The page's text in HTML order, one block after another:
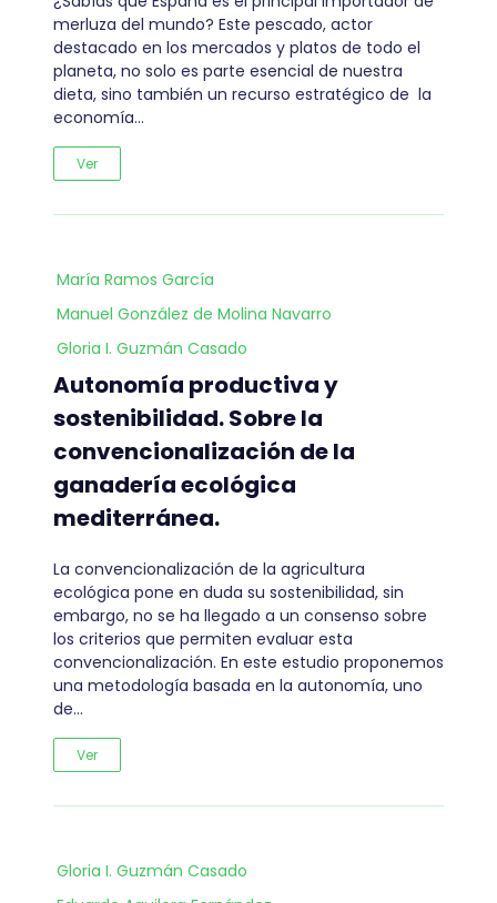
merluza del mundo? Este pescado, actor
destacado en los mercados y platos de todo el
planeta, no solo es parte esencial de nuestra
dieta, sino también un recurso estratégico de la
economía…
Ver
María Ramos García
Manuel González de Molina Navarro
Gloria I. Guzmán Casado
Autonomía productiva y
sostenibilidad. Sobre la
convencionalización de la
ganadería ecológica
mediterránea.
La convencionalización de la agricultura
ecológica pone en duda su sostenibilidad, sin
embargo, no se ha llegado a un consenso sobre
los criterios que permiten evaluar esta
convencionalización. En este estudio proponemos
una metodología basada en la autonomía, uno
de…
Ver
Gloria I. Guzmán Casado